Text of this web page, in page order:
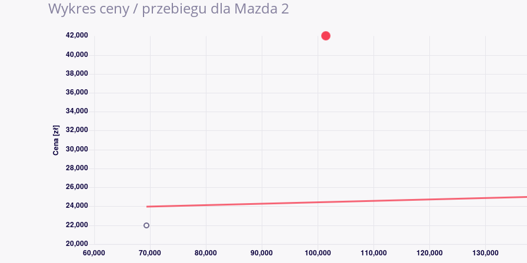
KIEROWNICY, Elektryczne szyby, Kamera cofania, Czujnik deszczu, Stop Start systém, Stereo,
tlaku v pneumatikách, przciemniane szyby, Połączenie USB (audio), \r\n\r\n
DZWOŃ CODZIENNIE OD 8:00 DO 21:00 - NAWET W WEEKENDY I ŚWIĘTA
DLACZEGO AAA AUTO?
AAA AUTO to jedna z największych i najbardziej doświadczonych sieci sprzedaży samochodów
używanych w Europie Środkowej. Od ponad 30 lat pomagamy klientom bezpiecznie kupować i
sprzedawać samochody, a z naszych usług skorzystały już miliony klientów.
Kupując samochód w AAA AUTO, wybierasz sprawdzoną firmę, przejrzysty proces zakupu i
wybór aut dostępnych od ręki. Każdy pojazd przechodzi kontrolę, a klient otrzymuje jasne
o samochodzie, możliwościach finansowania oraz dostępnych formach dodatkowej ochrony.
Wykres ceny / przebiegu dla Mazda 2